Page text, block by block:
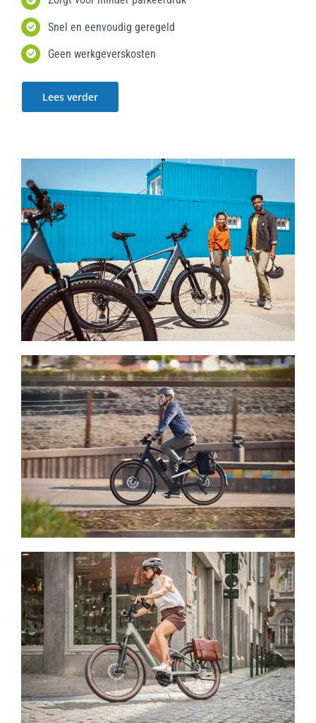
Snel en eenvoudig geregeld
Geen werkgeverskosten
Lees verder